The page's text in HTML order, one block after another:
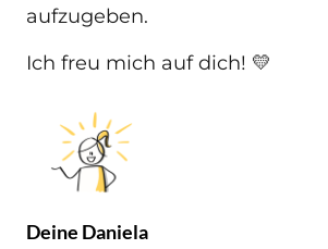
aufzugeben.
Ich freu mich auf dich! 💛
Deine Daniela